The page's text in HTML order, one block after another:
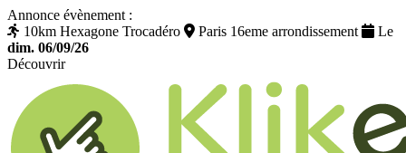
Annonce évènement :
10km Hexagone Trocadéro
Paris 16eme arrondissement
Le
dim. 06/09/26
Découvrir